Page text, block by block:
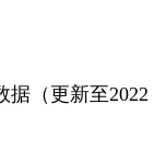
据（更新至2022